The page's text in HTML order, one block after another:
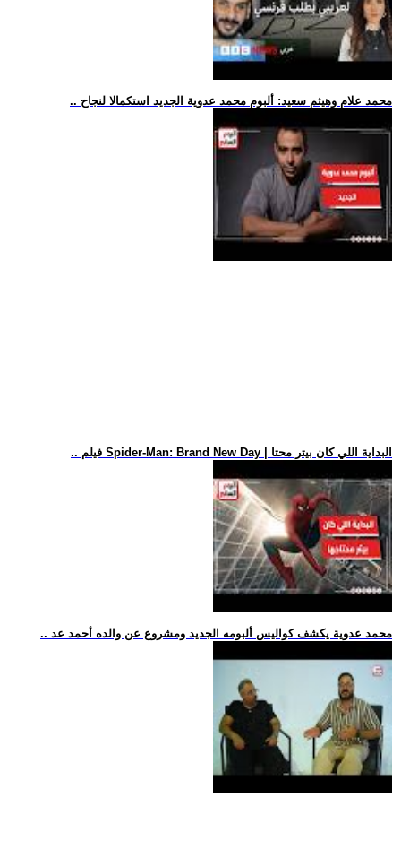
.. محمد علام وهيثم سعيد: ألبوم محمد عدوية الجديد استكمالا لنجاح
.. فيلم Spider-Man: Brand New Day | البداية اللي كان بيتر محتا
.. محمد عدوية يكشف كواليس ألبومه الجديد ومشروع عن والده أحمد عد